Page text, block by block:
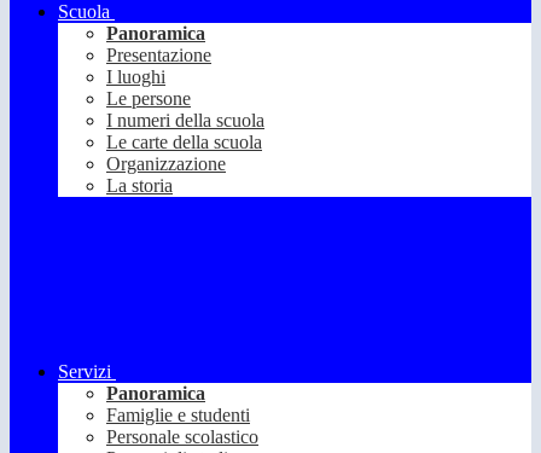
Scuola
Panoramica
Presentazione
I luoghi
Le persone
I numeri della scuola
Le carte della scuola
Organizzazione
La storia
Servizi
Panoramica
Famiglie e studenti
Personale scolastico